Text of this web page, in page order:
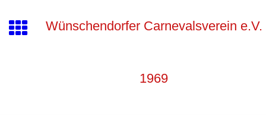
Wünschendorfer Carnevalsverein e.V.
1969